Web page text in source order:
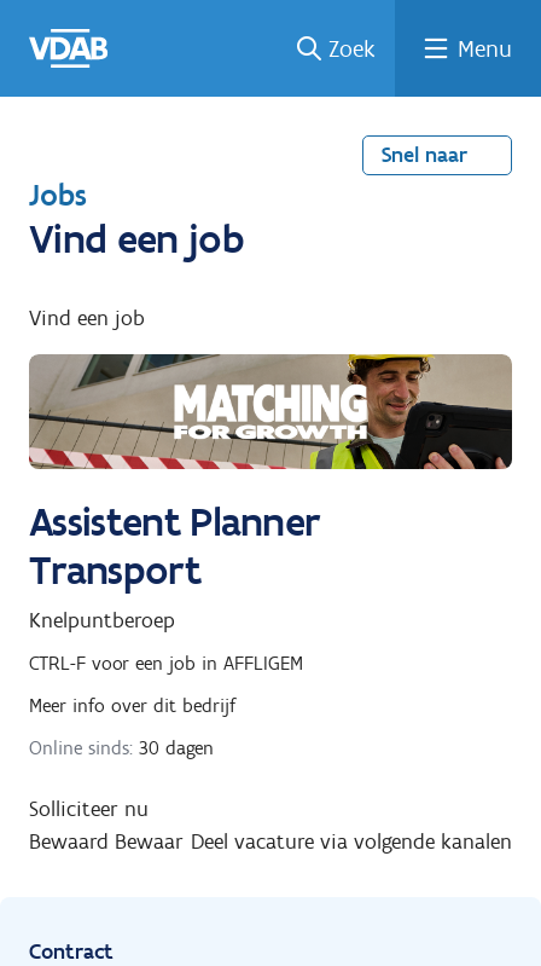
naar
een
een
job
naar
Zoek Menu
Snel naar
T
e
u
g
n
a
a
r
Jobs
Vind een job
Vind een job
Assistent Planner
Transport
Knelpuntberoep
CTRL-F voor een job in AFFLIGEM
Meer info over dit bedrijf
Online sinds: 30 dagen
Solliciteer nu
Bewaard Bewaar Deel vacature via volgende kanalen
Contract